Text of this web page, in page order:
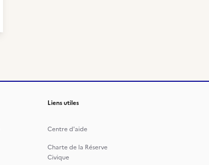
Liens utiles
Centre d'aide
Charte de la Réserve
Civique